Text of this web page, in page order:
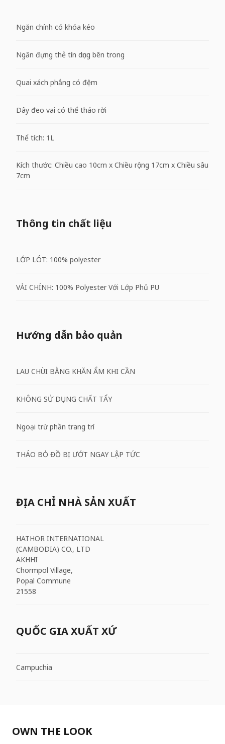
Ngăn chính có khóa kéo
Ngăn đựng thẻ tín dụng bên trong
Quai xách phẳng có đệm
Dây đeo vai có thể tháo rời
Thể tích: 1L
Kích thước: Chiều cao 10cm x Chiều rộng 17cm x Chiều sâu
7cm
Thông tin chất liệu
LỚP LÓT: 100% polyester
VẢI CHÍNH: 100% Polyester Với Lớp Phủ PU
Hướng dẫn bảo quản
LAU CHÙI BẰNG KHĂN ẨM KHI CẦN
KHÔNG SỬ DỤNG CHẤT TẨY
Ngoại trừ phần trang trí
THÁO BỎ ĐỒ BỊ ƯỚT NGAY LẬP TỨC
ĐỊA CHỈ NHÀ SẢN XUẤT
HATHOR INTERNATIONAL
(CAMBODIA) CO., LTD
AKHHI
Chormpol Village,
Popal Commune
21558
QUỐC GIA XUẤT XỨ
Campuchia
OWN THE LOOK